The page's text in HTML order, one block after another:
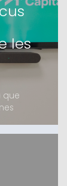
les
que
mesos
grup